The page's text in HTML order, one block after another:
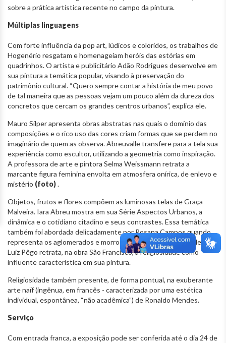
sobre a prática artística recente no campo da pintura.
Múltiplas linguagens
Com forte influência da pop art, lúdicos e coloridos, os trabalhos de
Hogenério resgatam e homenageiam heróis das estórias em
quadrinhos. O artista e publicitário Adão Rodrigues desenvolve em
sua pintura a temática popular, visando à preservação do
patrimônio cultural. “Quero sempre contar a história de meu povo
de tal maneira que as pessoas vejam um pouco além da dureza dos
concretos que cercam os grandes centros urbanos”, explica ele.
Mauro Silper apresenta obras abstratas nas quais o domínio das
composições e o rico uso das cores criam formas que se perdem no
imaginário de quem as observa. Abreuvalle transfere para a tela sua
experiência como escultor, utilizando a geometria como inspiração.
A professora de arte e pintora Selma Weissmann retrata a
marcante figura feminina envolta em atmosfera onírica, de enlevo e
mistério (foto).
Objetos, frutos e flores compõem as luminosas telas de Graça
Malveira. Iara Abreu mostra em sua Série Aspectos Urbanos, a
dinâmica e o cotidiano citadino e seus contrastes. Essa temática
também foi abordada delicadamente por Rosana Campos quando
representa os aglomerados e morros que circundam as cidades. Já
Luiz Pêgo retrata, na obra São Francisco, a religiosidade como
influente característica em sua pintura.
Religiosidade também presente, de forma pontual, na exuberante
arte naïf (ingênua, em francês - caracterizada por uma estética
individual, espontânea, “não acadêmica”) de Ronaldo Mendes.
Serviço
Com entrada franca, a exposição pode ser conferida até o dia 24 de